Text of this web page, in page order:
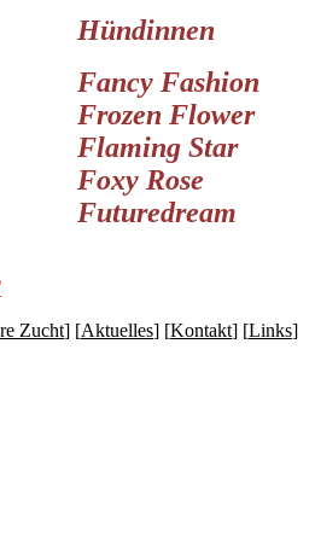
Hündinnen
Fancy Fashion
Frozen Flower
Flaming Star
Foxy Rose
Futuredream
Zucht] [Aktuelles] [Kontakt] [Links]